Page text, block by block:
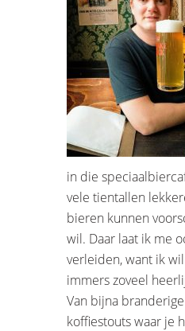
in die
vele tientallen
bieren kunnen
wil. Daar laat ik me
verleiden, want ik
immers zoveel
Van bijna branderige
koffiestouts waar je